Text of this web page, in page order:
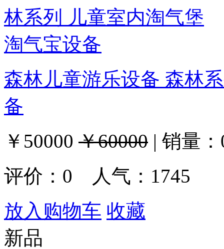
森林儿童游乐设备 森林
备
￥50000 ￥60000 | 销量：
评价： 0 人气：1745
放入购物车 收藏
新品